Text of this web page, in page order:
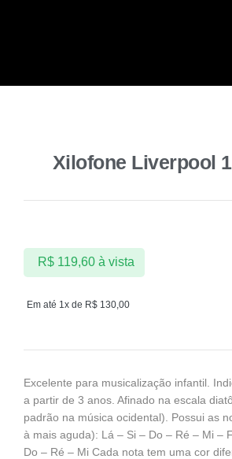
Xilofone Liverpool
Em até 1x de R$ 130,00
R$119,60 à vista
Excelente para musicalização infantil.
a partir de 3 anos. Afinado na escala
padrão na música ocidental). Possui as
à mais aguda): Lá – Si – Do – Ré – Mi –
Do – Ré – Mi Cada nota tem uma cor